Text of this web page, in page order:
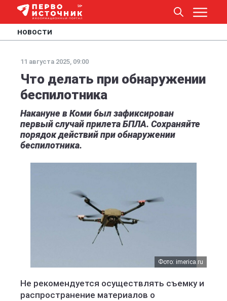
НОВОСТИ
11 августа 2025, 09:00
Что делать при обнаружении
беспилотника
Накануне в Коми был зафиксирован
первый случай прилета БПЛА. Сохраняйте
порядок действий при обнаружении
беспилотника.
Фото: imerica.ru
Не рекомендуется осуществлять съемку и
распространение материалов о